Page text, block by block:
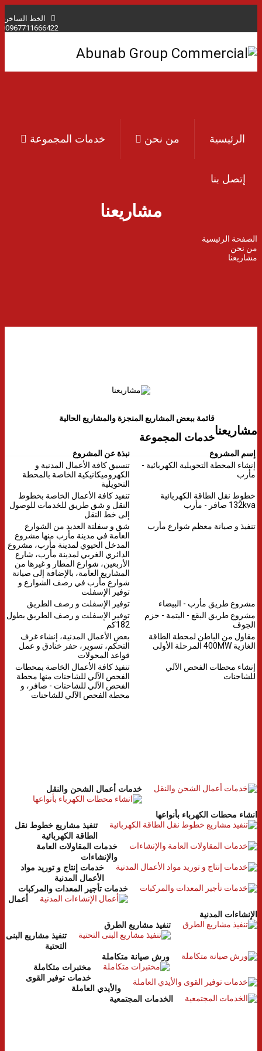
الخط الساخن:
00967711666422
Arabic
الرئيسية من نحن خدمات المجموعة
إتصل بنا
مشاريعنا
الصفحة الرئيسية
من نحن
مشاريعنا
مشاريعنا
قائمة ببعض المشاريع المنجزة والمشاريع الحالية
إسم المشروع
نبذة عن المشروع
إنشاء المحطة التحويلية الكهربائية -
مأرب
تنسيق كافة الأعمال المدنية و
الكهروميكانيكية الخاصة بالمحطة
التحويلية
خطوط نقل الطاقة الكهربائية
132kva صافر - مأرب
تنفيذ كافة الأعمال الخاصة بخطوط
النقل و شق طريق للخدمات للوصول
إلى خط النقل
تنفيذ و صيانة معظم شوارع مأرب
شق و سفلتة العديد من الشوارع
العامة في مدينة مأرب منها مشروع
المدخل الحيوي لمدينة مأرب، مشروع
الدائري الغربي لمدينة مأرب، شارع
الأربعين، شوارع المطار و غيرها من
المشاريع العامة، بالإضافة إلى صيانة
شوارع مأرب في رصف الشوارع و
توفير الإسفلت
مشروع طريق مأرب - البيضاء
توفير الإسفلت و رصف الطريق
مشروع طريق البقع - اليتمة - حزم
الجوف
توفير الإسفلت و رصف الطريق بطول
182كم
مقاول من الباطن لمحطة الطاقة
الغازية 400MW المرحلة الأولى
بعض الأعمال المدنية، إنشاء غرف
التحكم، تسوير، حفر خنادق و عمل
قواعد المحولات
إنشاء محطات الفحص الآلي
للشاحنات
تنفيذ كافة الأعمال الخاصة بمحطات
الفحص الآلي للشاحنات منها محطة
الفحص الآلي للشاحنات - صافر، و
محطة الفحص الآلي للشاحنات
خدمات المجموعة
خدمات أعمال الشحن والنقل
انشاء محطات الكهرباء بأنواعها
تنفيذ مشاريع خطوط نقل
الطاقة الكهربائية
خدمات المقاولات العامة
والإنشاءات
خدمات إنتاج و توريد مواد
الأعمال المدنية
خدمات تأجير المعدات والمركبات
أعمال
الإنشاءات المدنية
تنفيذ مشاريع الطرق
تنفيذ مشاريع البنى
التحتية
ورش صيانة متكاملة
مختبرات متكاملة
خدمات توفير القوى
والأيدي العاملة
الخدمات المجتمعية